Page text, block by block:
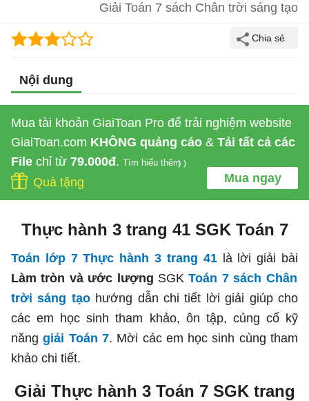
Giải Toán 7 sách Chân trời sáng tạo
Nội dung
Mua tài khoản GiaiToan Pro để trải nghiệm website
GiaiToan.com KHÔNG quảng cáo & Tải tất cả các
File chỉ từ 79.000đ. Tìm hiểu thêm
Mua ngay
Quà tặng
Thực hành 3 trang 41 SGK Toán 7
Toán lớp 7 Thực hành 3 trang 41
là lời giải bài
Làm tròn và ước lượng SGKToán 7 sách Chân
trời sáng tạohướng dẫn chi tiết lời giải giúp cho
các em học sinh tham khảo, ôn tập, củng cố kỹ
nănggiải Toán 7. Mời các em học sinh cùng tham
khảo chi tiết.
Giải Thực hành 3 Toán 7 SGK trang